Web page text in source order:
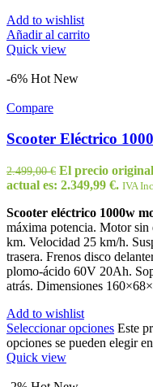
Add to wishlist
Añadir al carrito
Quick view
-6% Hot New
Compare
Scooter Eléctrico
2.499,00€ El precio
actual es: 2.349,99 €. IVA
Scooter eléctrico 1000w
máxima potencia. Motor sin
km. Velocidad 25 km/h.
trasera. Frenos disco
plomo-ácido 60V 20Ah.
atrás. Dimensiones
Add to wishlist
Seleccionar opciones Este
opciones se pueden elegir
Quick view